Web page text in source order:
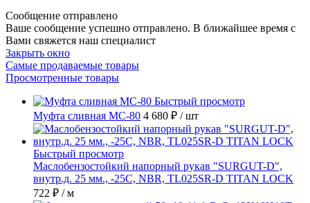
Сообщение отправлено
Ваше сообщение успешно отправлено. В ближайшее время с
Вами свяжется наш специалист
Закрыть окно
Самые продаваемые товары
Просмотренные товары
Быстрый просмотр
Муфта сливная МС-80 4 680 ₽ / шт
Быстрый просмотр
Маслобензостойкий напорный рукав "SURGUT-D",
внутр.д. 25 мм., -25C, NBR, TL025SR-D TITAN LOCK
722 ₽ / м